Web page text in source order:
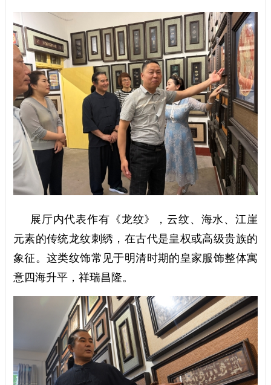
展厅内代表作有《龙纹》，云纹、海水、江崖
元素的传统龙纹刺绣，在古代是皇权或高级贵族的
象征。这类纹饰常见于明清时期的皇家服饰整体寓
意四海升平，祥瑞昌隆。